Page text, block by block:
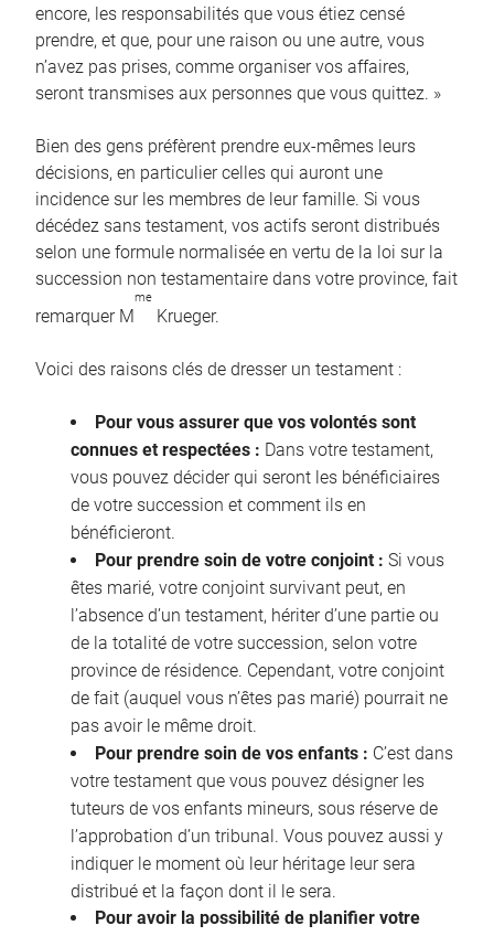
encore, les responsabilités que vous étiez censé
prendre, et que, pour une raison ou une autre, vous
n’avez pas prises, comme organiser vos affaires,
seront transmises aux personnes que vous quittez. »
Bien des gens préfèrent prendre eux-mêmes leurs
décisions, en particulier celles qui auront une
incidence sur les membres de leur famille. Si vous
décédez sans testament, vos actifs seront distribués
selon une formule normalisée en vertu de la loi sur la
succession non testamentaire dans votre province, fait
remarquer M
me
Krueger.
Voici des raisons clés de dresser un testament :
Pour vous assurer que vos volontés sont
connues et respectées : Dans votre testament,
vous pouvez décider qui seront les bénéficiaires
de votre succession et comment ils en
bénéficieront.
Pour prendre soin de votre conjoint : Si vous
êtes marié, votre conjoint survivant peut, en
l’absence d’un testament, hériter d’une partie ou
de la totalité de votre succession, selon votre
province de résidence. Cependant, votre conjoint
de fait (auquel vous n’êtes pas marié) pourrait ne
pas avoir le même droit.
Pour prendre soin de vos enfants : C’est dans
votre testament que vous pouvez désigner les
tuteurs de vos enfants mineurs, sous réserve de
l’approbation d’un tribunal. Vous pouvez aussi y
indiquer le moment où leur héritage leur sera
distribué et la façon dont il le sera.
Pour avoir la possibilité de planifier votre